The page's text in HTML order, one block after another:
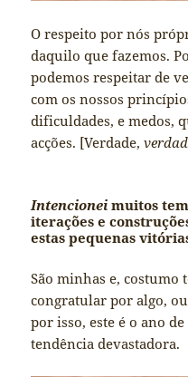
O respeito por nós
daquilo que fazemos.
podemos respeitar de
com os nossos
dificuldades, e medos,
acções. [Verdade,
Intencionei muitos
iterações e
estas pequenas
São minhas e,
congratular por algo,
por isso, este é o ano
tendência devastadora.